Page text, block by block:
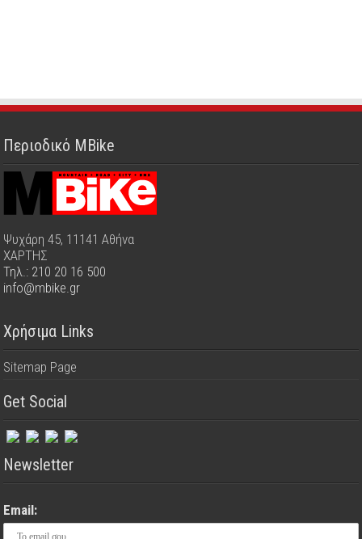
Περιοδικό MBike
Ψυχάρη 45, 11141 Αθήνα
ΧΑΡΤΗΣ
Τηλ.: 210 20 16 500
info@mbike.gr
Χρήσιμα Links
Sitemap Page
Get Social
Newsletter
Email: